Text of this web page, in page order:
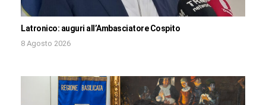
Latronico: auguri all’Ambasciatore Cospito
8 Agosto 2026